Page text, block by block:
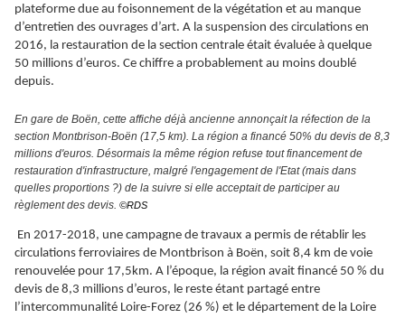
plateforme due au foisonnement de la végétation et au manque
d’entretien des ouvrages d’art. A la suspension des circulations en
2016, la restauration de la section centrale était évaluée à quelque
50 millions d’euros. Ce chiffre a probablement au moins doublé
depuis.
En gare de Boën, cette affiche déjà ancienne annonçait la réfection de la
section Montbrison-Boën (17,5 km). La région a financé 50% du devis de 8,3
millions d'euros. Désormais la même région refuse tout financement de
restauration d'infrastructure, malgré l'engagement de l'Etat (mais dans
quelles proportions ?) de la suivre si elle acceptait de participer au
règlement des devis. ©RDS
En 2017-2018, une campagne de travaux a permis de rétablir les
circulations ferroviaires de Montbrison à Boën, soit 8,4 km de voie
renouvelée pour 17,5km. A l’époque, la région avait financé 50 % du
devis de 8,3 millions d’euros, le reste étant partagé entre
l’intercommunalité Loire-Forez (26 %) et le département de la Loire